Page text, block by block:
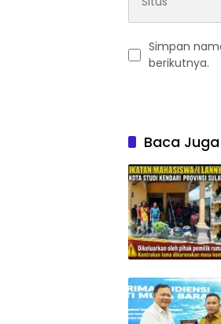
Simpan
berikutnya.
Baca Juga